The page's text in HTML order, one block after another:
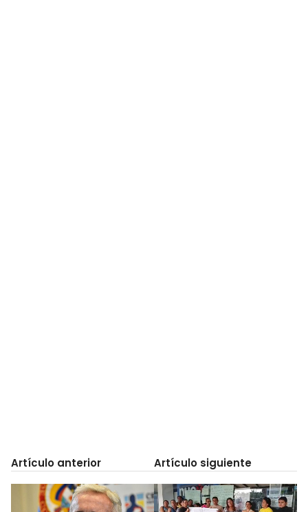
Artículo anterior Artículo siguiente